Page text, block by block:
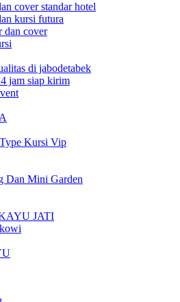
cover standar hotel
kursi futura
dan cover
di jabodetabek
jam siap kirim
Kursi Vip
Dan Mini Garden
JATI